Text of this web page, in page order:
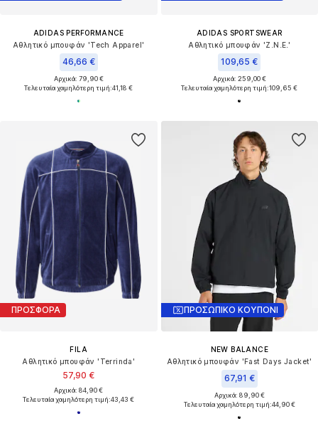
ADIDAS PERFORMANCE
Αθλητικό μπουφάν 'Tech Apparel'
46,66 €
Αρχικά: 79,90 €
Τελευταία χαμηλότερη τιμή:41,18 €
ADIDAS SPORTSWEAR
Αθλητικό μπουφάν 'Z.N.E.'
109,65 €
Αρχικά: 259,00 €
Τελευταία χαμηλότερη τιμή:109,65 €
ΠΡΟΣΦΟΡΑ
FILA
Αθλητικό μπουφάν 'Terrinda'
57,90 €
Αρχικά: 84,90 €
Τελευταία χαμηλότερη τιμή:43,43 €
ΠΡΟΣΩΠΙΚΟ ΚΟΥΠΟΝΙ
NEW BALANCE
Αθλητικό μπουφάν 'Fast Days Jacket'
67,91 €
Αρχικά: 89,90 €
Τελευταία χαμηλότερη τιμή:44,90 €